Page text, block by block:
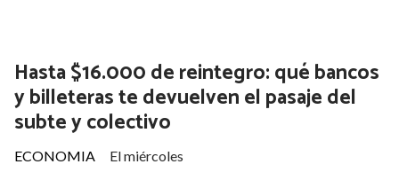
Hasta $16.000 de reintegro: qué bancos
y billeteras te devuelven el pasaje del
subte y colectivo
ECONOMIA
El miércoles